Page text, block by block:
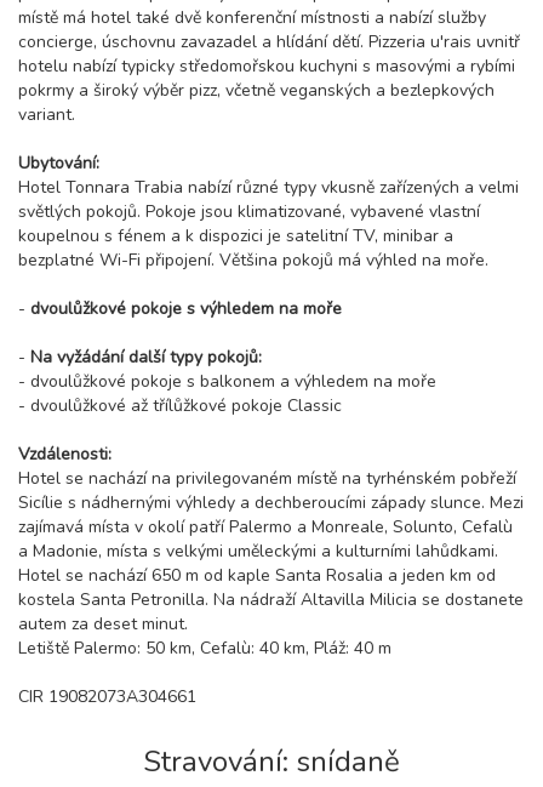
místě má hotel také dvě konferenční místnosti a nabízí služby
concierge, úschovnu zavazadel a hlídání dětí. Pizzeria u'rais uvnitř
hotelu nabízí typicky středomořskou kuchyni s masovými a rybími
pokrmy a široký výběr pizz, včetně veganských a bezlepkových
variant.
Ubytování:
Hotel Tonnara Trabia nabízí různé typy vkusně zařízených a velmi
světlých pokojů. Pokoje jsou klimatizované, vybavené vlastní
koupelnou s fénem a k dispozici je satelitní TV, minibar a
bezplatné Wi-Fi připojení. Většina pokojů má výhled na moře.
- dvoulůžkové pokoje s výhledem na moře
- Na vyžádání další typy pokojů:
- dvoulůžkové pokoje s balkonem a výhledem na moře
- dvoulůžkové až třílůžkové pokoje Classic
Vzdálenosti:
Hotel se nachází na privilegovaném místě na tyrhénském pobřeží
Sicílie s nádhernými výhledy a dechberoucími západy slunce. Mezi
zajímavá místa v okolí patří Palermo a Monreale, Solunto, Cefalù
a Madonie, místa s velkými uměleckými a kulturními lahůdkami.
Hotel se nachází 650 m od kaple Santa Rosalia a jeden km od
kostela Santa Petronilla. Na nádraží Altavilla Milicia se dostanete
autem za deset minut.
Letiště Palermo: 50 km, Cefalù: 40 km, Pláž: 40 m
CIR 19082073A304661
Stravování: snídaně